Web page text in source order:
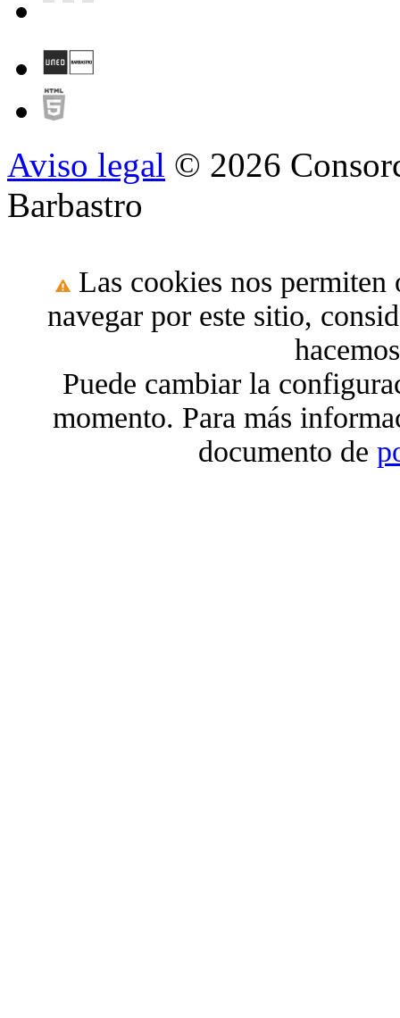
Aviso legal © 2026
Barbastro
Las cookies nos permiten
navegar por este sitio,
Puede cambiar la
momento. Para más
documento de